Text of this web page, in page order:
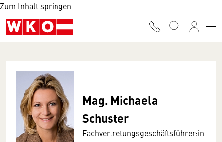
Zum Inhalt springen
Mag. Michaela
Schuster
Fachvertretungsgeschäftsführer:in